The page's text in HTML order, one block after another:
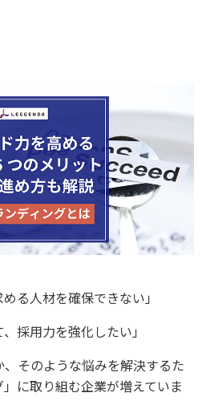
る人材を確保できない」
採用力を強化したい」
そのような悩みを解決するた
に取り組む企業が増えていま